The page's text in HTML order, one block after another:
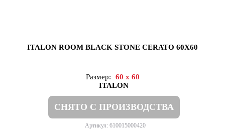
ITALON ROOM BLACK STONE CERATO 60X60
Размер:
60 x 60
ITALON
СНЯТО С ПРОИЗВОДСТВА
Артикул: 610015000420